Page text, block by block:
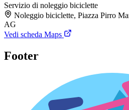
Servizio di noleggio biciclette
Noleggio biciclette, Piazza Pirro
AG
Vedi scheda Maps
Footer